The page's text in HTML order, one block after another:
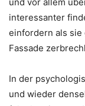
interessanter
einfordern als sie
Fassade
In der
und wieder